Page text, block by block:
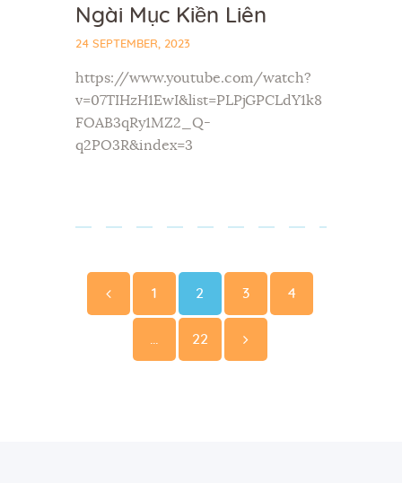
Ngài Mục Kiền Liên
24 SEPTEMBER, 2023
https://www.youtube.com/watch?
v=07TIHzH1EwI&list=PLPjGPCLdY1k8
FOAB3qRy1MZ2_Q-
q2PO3R&index=3
pagination
1
2
3
4
22
>